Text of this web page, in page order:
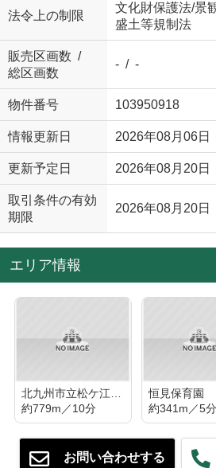
法令上の制限
文化財保護法/景
盛土等規制法
販売区画数 /
総区画数
- / -
物件番号 103950918
情報更新日 2026年08月06日
更新予定日 2026年08月20日
取引条件の有効
期限
2026年08月20日
エリア情報
北九州市立松ケ江南小学校
約779m／10分
恒見保育園
約341m／5分
お問い合わせする